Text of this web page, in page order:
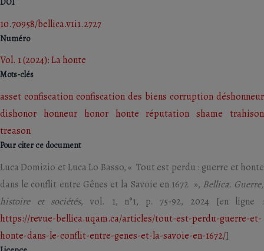
10.70958/bellica.v1i1.2727
Numéro
Vol. 1 (2024): La honte
Mots-clés
asset confiscation confiscation des biens corruption déshonneur
dishonor honneur honor honte réputation shame
trahison
treason
Pour citer ce document
Luca Domizio et Luca Lo Basso, « Tout est perdu : guerre et honte
dans le conflit entre Gênes et la Savoie en 1672 », Bellica. Guerre,
histoire et sociétés, vol. 1, n°1, p. 75-92, 2024 [en ligne :
https://revue-bellica.uqam.ca/articles/tout-est-perdu-guerre-et-
honte-dans-le-conflit-entre-genes-et-la-savoie-en-1672/]